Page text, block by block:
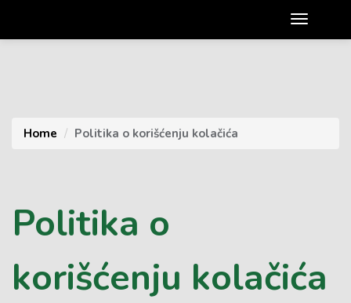
Home Politika o korišćenju kolačića
Politika o
korišćenju kolačića